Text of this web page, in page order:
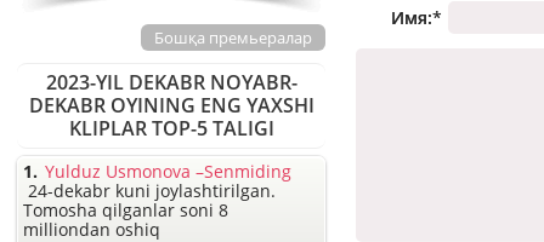
Имя:*
Бошқа премьералар
2023-YIL DEKABR NOYABR-
DEKABR OYINING ENG YAXSHI
KLIPLAR TOP-5 TALIGI
Yulduz Usmonova –Senmiding
24-dekabr kuni joylashtirilgan.
Tomosha qilganlar soni 8
milliondan oshiq